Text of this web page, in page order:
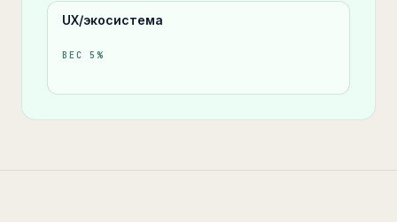
UX/экосистема
ВЕС5%